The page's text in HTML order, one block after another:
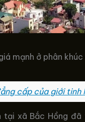
mạnh ở phân
cấp của giới tinh
xã Bắc Hồng